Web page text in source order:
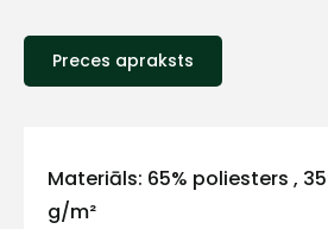
Preces apraksts
Materiāls: 65% poliesters ,
g/m²